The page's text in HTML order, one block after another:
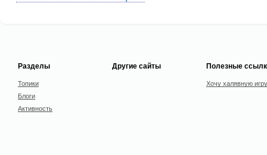
Разделы
Топики
Блоги
Активность
Другие сайты Полезные
Хочу халявную игру